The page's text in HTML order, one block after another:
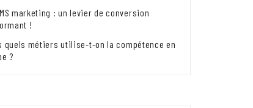
marketing : un levier de conversion
!
quels métiers utilise-t-on la compétence en
?